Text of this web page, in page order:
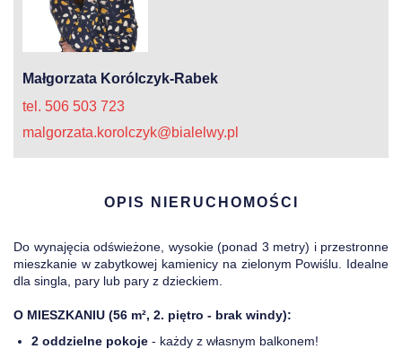
Małgorzata Korólczyk-Rabek
tel. 506 503 723
malgorzata.korolczyk@bialelwy.pl
OPIS NIERUCHOMOŚCI
Do wynajęcia odświeżone, wysokie (ponad 3 metry) i przestronne
mieszkanie w zabytkowej kamienicy na zielonym Powiślu. Idealne
dla singla, pary lub pary z dzieckiem.
O MIESZKANIU (56 m², 2. piętro - brak windy):
2 oddzielne pokoje - każdy z własnym balkonem!